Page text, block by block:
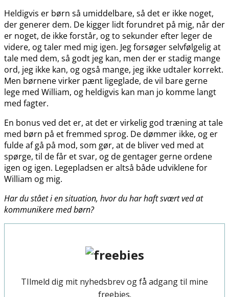
Heldigvis er børn så umiddelbare, så det er ikke noget,
der generer dem. De kigger lidt forundret på mig, når der
er noget, de ikke forstår, og to sekunder efter leger de
videre, og taler med mig igen. Jeg forsøger selvfølgelig at
tale med dem, så godt jeg kan, men der er stadig mange
ord, jeg ikke kan, og også mange, jeg ikke udtaler korrekt.
Men børnene virker pænt ligeglade, de vil bare gerne
lege med William, og heldigvis kan man jo komme langt
med fagter.
En bonus ved det er, at det er virkelig god træning at tale
med børn på et fremmed sprog. De dømmer ikke, og er
fulde af gå på mod, som gør, at de bliver ved med at
spørge, til de får et svar, og de gentager gerne ordene
igen og igen. Legepladsen er altså både udviklene for
William og mig.
Har du stået i en situation, hvor du har haft svært ved at
kommunikere med børn?